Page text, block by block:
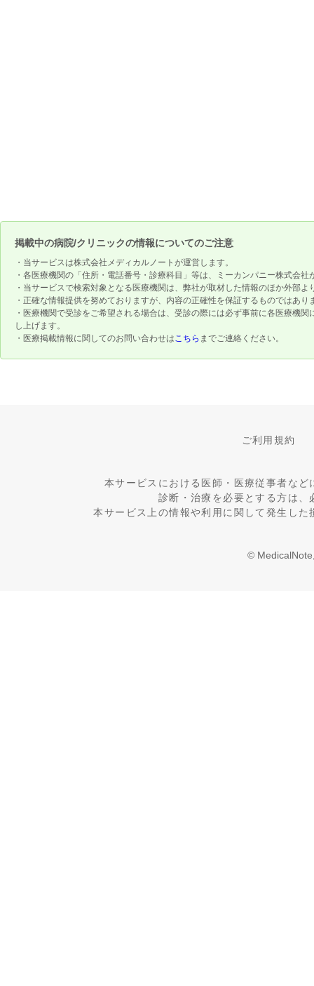
掲載中の病院/クリニックの情報についてのご注意
・当サービスは株式会社メディカルノートが運営します。
・各医療機関の「住所・電話番号・診療科目」等は、ミーカンパニー株式会
・当サービスで検索対象となる医療機関は、弊社が取材した情報のほか外部
・正確な情報提供を努めておりますが、内容の正確性を保証するものではあり
・医療機関で受診をご希望される場合は、受診の際には必ず事前に各医療機
し上げます。
・医療掲載情報に関してのお問い合わせはこちら までご連絡ください。
ご利用規約
本サービスにおける医師・医療従事者な
診断・治療を必要とする方は
本サービス上の情報や利用に関して発生し
©